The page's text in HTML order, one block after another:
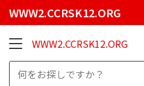
WWW2.CCRSK12.ORG
WWW2.CCRSK12.ORG